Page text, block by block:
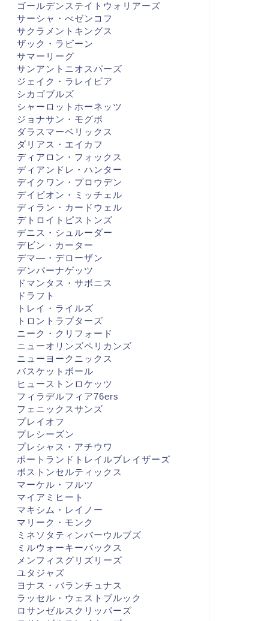
26 GAME67 VS CHA 8人ロ
2026年3月13日
25-26 GAME6 VS MIL 10年振
ゴールデンステイトウォリアーズ
サーシャ・べゼンコフ
サクラメントキングス
ザック・ラビーン
サマーリーグ
サンアントニオスパーズ
ジェイク・ラレイビア
シカゴブルズ
シャーロットホーネッツ
ジョナサン・モグボ
ダラスマーベリックス
ダリアス・エイカフ
ディアロン・フォックス
ディアンドレ・ハンター
デイクワン・プロウデン
デイビオン・ミッチェル
ディラン・カードウェル
デトロイトピストンズ
デニス・シュルーダー
デビン・カーター
デマ―・デローザン
デンバーナゲッツ
ドマンタス・サボニス
ドラフト
トレイ・ライルズ
トロントラプターズ
ニーク・クリフォード
ニューオリンズペリカンズ
ニューヨークニックス
バスケットボール
ヒューストンロケッツ
フィラデルフィア76ers
フェニックスサンズ
プレイオフ
プレシーズン
プレシャス・アチウワ
ポートランドトレイルブレイザーズ
ボストンセルティックス
マーケル・フルツ
マイアミヒート
マキシム・レイノー
マリーク・モンク
ミネソタティンバーウルブズ
ミルウォーキーバックス
メンフィスグリズリーズ
ユタジャズ
ヨナス・バランチュナス
ラッセル・ウェストブルック
ロサンゼルスクリッパーズ